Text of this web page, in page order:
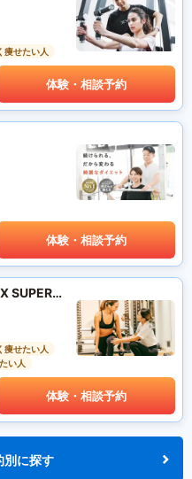
痩せたい人
体験・相談予約
体験・相談予約
アンドゥスーパーボディ (UNDEUX SUPERBODY)
痩せたい人
い人
体験・相談予約
別に探す